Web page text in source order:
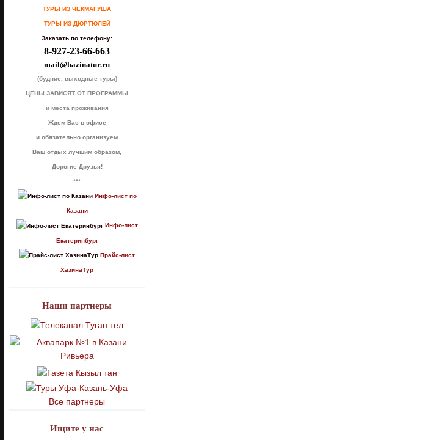
ТУРЫ ИЗ ЧЕКМАГУША
ТУРЫ ИЗ ДЮРТЮЛЕЙ
Заказать по телефону:
8-927-23-66-663
mail@hazinatur.ru
(будние, выходные туры)
ЦЕНЫ ЗАВИСЯТ ОТ ПРОГРАММЫ
и места проживания
Ждем Вас в офисе
и обязательно организуем
Ваш отдых лучшим образом,
Дорогие Друзья!
***
Инфо-лист по
Казани
Инфо-лист
Екатеринбург
Прайс-лист
ХазинаТур
Наши партнеры
Все партнеры
Ищите у нас